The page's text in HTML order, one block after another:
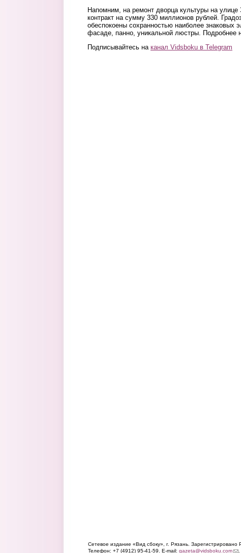
Напомним, на ремонт дворца культуры на
контракт на сумму 330 миллионов рублей.
обеспокоены сохранностью наиболее знаковых
фасаде, панно, уникальной люстры. Подробнее
Подписывайтесь на канал Vidsboku в Telegram
Сетевое издание «Вид сбоку», г. Рязань.
Телефон: +7 (4912) 95-41-59. E-mail: gazeta@vidsboku.com .